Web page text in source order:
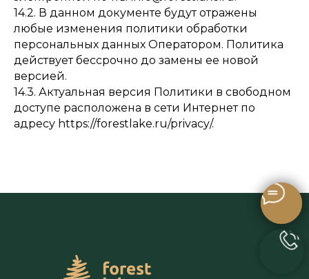
14.2. В данном документе будут отражены
любые изменения политики обработки
персональных данных Оператором. Политика
действует бессрочно до замены ее новой
версией.
14.3. Актуальная версия Политики в свободном
доступе расположена в сети Интернет по
адресу https://forestlake.ru/privacy/.